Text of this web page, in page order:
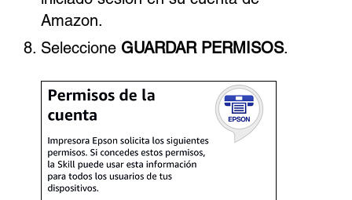
Amazon.
Seleccione GUARDAR PERMISOS.